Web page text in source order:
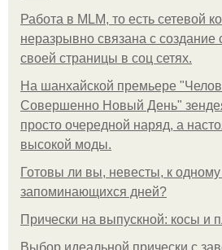
Работа в MLM, то есть сетевой
неразрывно связана с создание
своей страницы в соц сетях.
На шанхайской премьере
Совершенно Новый День"
просто очередной наряд, а
высокой моды.
Готовы ли вы, невесты, к
запоминающихся дней?
Прически на выпускной: косы и